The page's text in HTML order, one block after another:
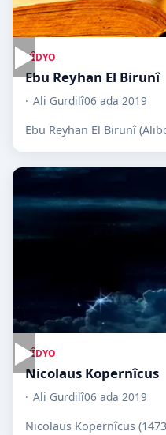
▶VÎDYO
Ebu Reyhan El Birunî
Ali Gurdilî06 ada 2019
Ebu Reyhan El Birunî
▶VÎDYO
Nicolaus Kopernîcus
Ali Gurdilî06 ada 2019
Nicolaus Kopernîcus